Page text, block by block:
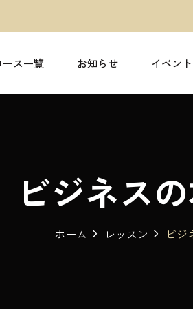
ス一覧 お知らせ イベント
ビジネス
ホーム レッスン ビ